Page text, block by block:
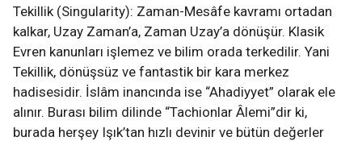
Tekillik (Singularity): Zaman-Mesâfe kavramı ortadan
kalkar, Uzay Zaman’a, Zaman Uzay’a dönüşür. Klasik
Evren kanunları işlemez ve bilim orada terkedilir. Yani
Tekillik, dönüşsüz ve fantastik bir kara merkez
hadisesidir. İslâm inancında ise “Ahadiyyet” olarak ele
alınır. Burası bilim dilinde “Tachionlar Âlemi”dir ki,
burada herşey Işık’tan hızlı devinir ve bütün değerler